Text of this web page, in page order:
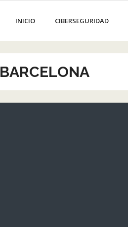
INICIO CIBERSEGURIDAD
BARCELONA